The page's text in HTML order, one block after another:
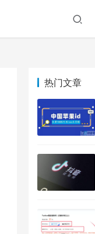
热门文章